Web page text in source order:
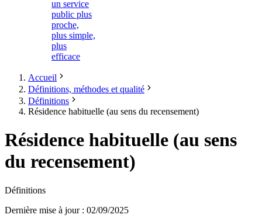
un service
public plus
proche,
plus simple,
plus
efficace
Accueil
Définitions, méthodes et qualité
Définitions
Résidence habituelle (au sens du recensement)
Résidence habituelle (au sens
du recensement)
Définitions
Dernière mise à jour: 02/09/2025